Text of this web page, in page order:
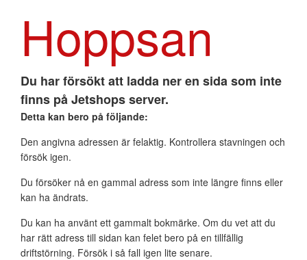
Hoppsan
Du har försökt att ladda ner en sida som inte
finns på Jetshops server.
Detta kan bero på följande:
Den angivna adressen är felaktig. Kontrollera stavningen och
försök igen.
Du försöker nå en gammal adress som inte längre finns eller
kan ha ändrats.
Du kan ha använt ett gammalt bokmärke. Om du vet att du
har rätt adress till sidan kan felet bero på en tillfällig
driftstörning. Försök i så fall igen lite senare.